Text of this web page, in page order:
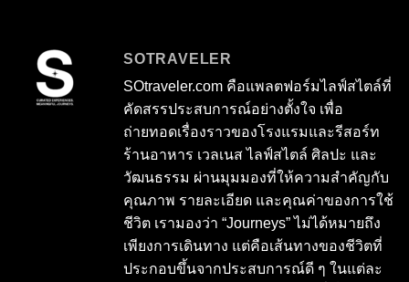
SOTRAVELER
SOtraveler.com คือแพลตฟอร์มไลฟ์สไตล์ที่
คัดสรรประสบการณ์อย่างตั้งใจ เพื่อ
ถ่ายทอดเรื่องราวของโรงแรมและรีสอร์ท
ร้านอาหาร เวลเนส ไลฟ์สไตล์ ศิลปะ และ
วัฒนธรรม ผ่านมุมมองที่ให้ความสำคัญกับ
คุณภาพ รายละเอียด และคุณค่าของการใช้
ชีวิต เรามองว่า “Journeys” ไม่ได้หมายถึง
เพียงการเดินทาง แต่คือเส้นทางของชีวิตที่
ประกอบขึ้นจากประสบการณ์ดี ๆ ในแต่ละ